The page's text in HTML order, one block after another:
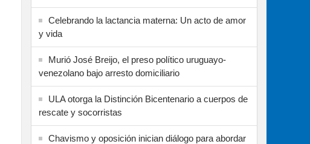
Celebrando la lactancia materna: Un acto de amor
y vida
Murió José Breijo, el preso político uruguayo-
venezolano bajo arresto domiciliario
ULA otorga la Distinción Bicentenario a cuerpos de
rescate y socorristas
Chavismo y oposición inician diálogo para abordar